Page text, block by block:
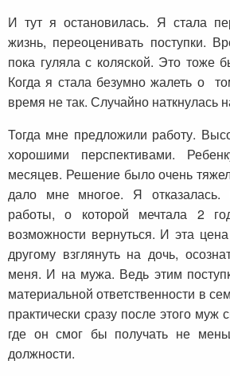
И тут я остановилась. Я стала
жизнь, переоценивать поступки.
пока гуляла с коляской. Это тоже
Когда я стала безумно жалеть о
время не так. Случайно наткнулась
Тогда мне предложили работу.
хорошими перспективами.
месяцев. Решение было очень
дало мне многое. Я отказалась.
работы, о которой мечтала 2
возможности вернуться. И эта
другому взглянуть на дочь,
меня. И на мужа. Ведь этим
материальной ответственности в
практически сразу после этого муж
где он смог бы получать не
должности.